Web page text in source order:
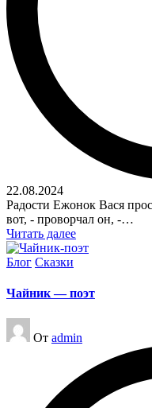
22.08.2024
Радости Ежонок Вася
вот, - проворчал он, -…
Читать далее
Опубликовано
Блог Сказки
Чайник — поэт
Запись
от
От admin